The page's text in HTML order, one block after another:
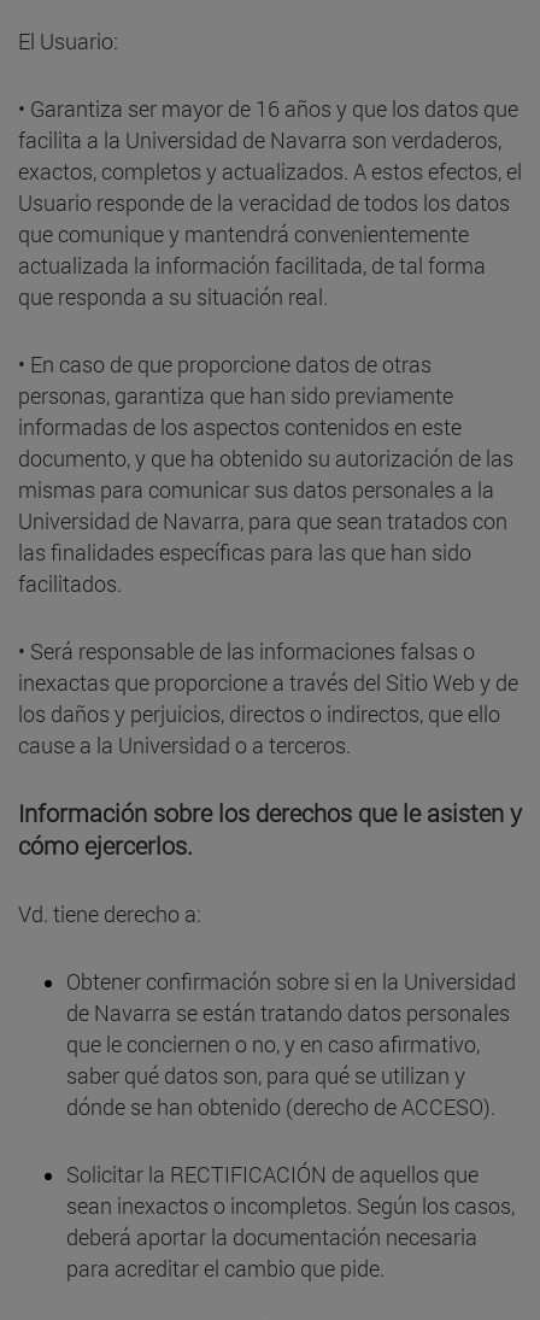
El Usuario:
• Garantiza ser mayor de 16 años y que los datos que
facilita a la Universidad de Navarra son verdaderos,
exactos, completos y actualizados. A estos efectos, el
Usuario responde de la veracidad de todos los datos
que comunique y mantendrá convenientemente
actualizada la información facilitada, de tal forma
que responda a su situación real.
• En caso de que proporcione datos de otras
personas, garantiza que han sido previamente
informadas de los aspectos contenidos en este
documento, y que ha obtenido su autorización de las
mismas para comunicar sus datos personales a la
Universidad de Navarra, para que sean tratados con
las finalidades específicas para las que han sido
facilitados.
• Será responsable de las informaciones falsas o
inexactas que proporcione a través del Sitio Web y de
los daños y perjuicios, directos o indirectos, que ello
cause a la Universidad o a terceros.
Información sobre los derechos que le asisten y
cómo ejercerlos.
Vd. tiene derecho a:
Obtener confirmación sobre si en la Universidad
de Navarra se están tratando datos personales
que le conciernen o no, y en caso afirmativo,
saber qué datos son, para qué se utilizan y
dónde se han obtenido (derecho de ACCESO).
Solicitar la RECTIFICACIÓN de aquellos que
sean inexactos o incompletos. Según los casos,
deberá aportar la documentación necesaria
para acreditar el cambio que pide.